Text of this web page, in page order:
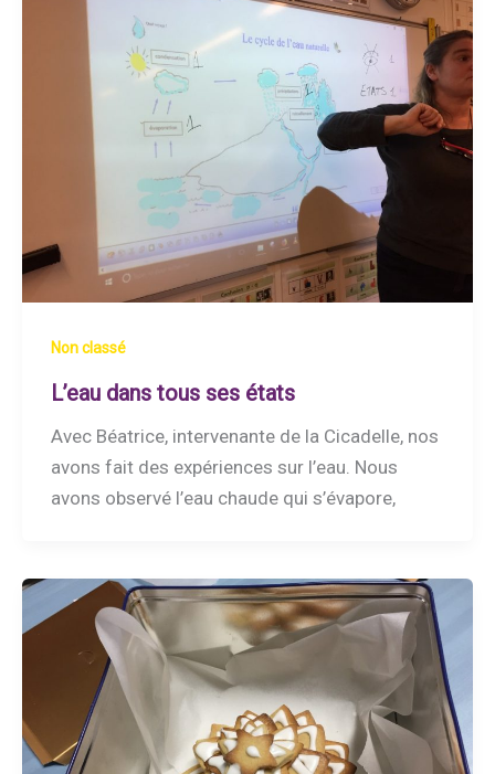
Non classé
L’eau dans tous ses états
Avec Béatrice, intervenante de la Cicadelle, nos
avons fait des expériences sur l’eau. Nous
avons observé l’eau chaude qui s’évapore,